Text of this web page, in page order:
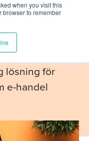
when you visit this
browser to remember
som
lösning för
e-handel